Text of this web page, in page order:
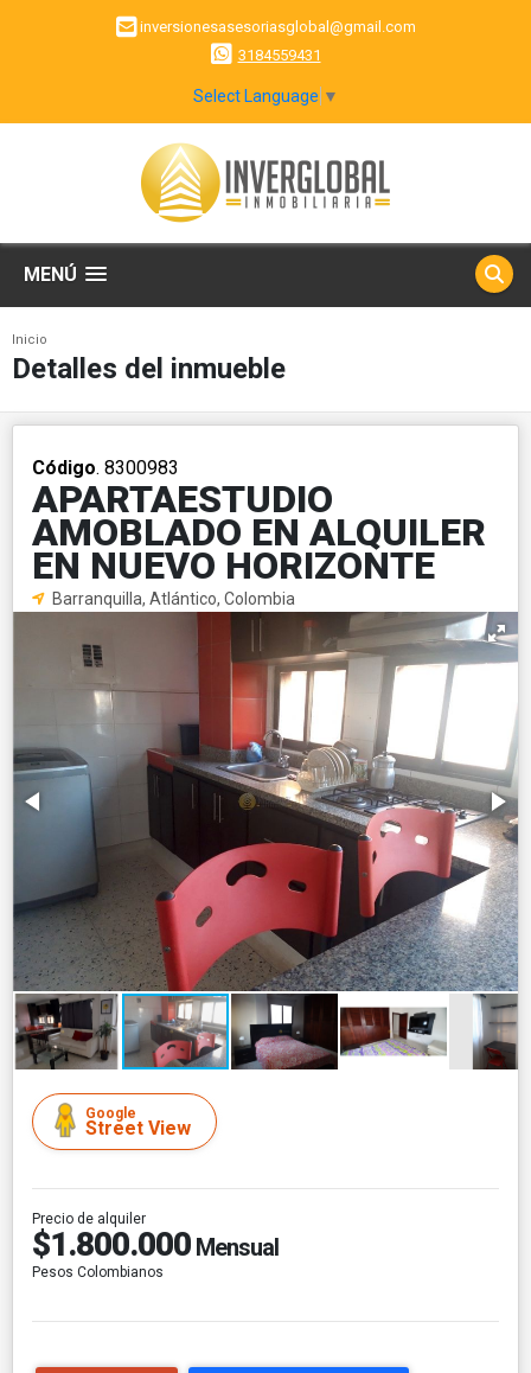
inversionesasesoriasglobal@gmail.com
3184559431
Select Language ▼
MENÚ
Inicio
Detalles del inmueble
Código. 8300983
APARTAESTUDIO
AMOBLADO EN ALQUILER
EN NUEVO HORIZONTE
Barranquilla, Atlántico, Colombia
Google
Street View
Precio de alquiler
$1.800.000 Mensual
Pesos Colombianos